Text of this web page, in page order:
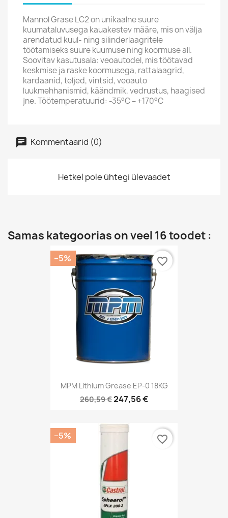
Mannol Grase LC2 on unikaalne suure
kuumataluvusega kauakestev määre, mis on välja
arendatud kuul- ning silinderlaagritele
töötamiseks suure kuumuse ning koormuse all.
Soovitav kasutusala: veoautodel, mis töötavad
keskmise ja raske koormusega, rattalaagrid,
kardaanid, teljed, vintsid, veoauto
luukmehhanismid, käändmik, vedrustus, haagised
jne. Töötemperatuurid: -35°C – +170°C
Kommentaarid (0)
Hetkel pole ühtegi ülevaadet
Samas kategoorias on veel 16 toodet :
MPM Lithium Grease EP-0 18KG
260,59 €247,56 €
−5% favorite_border
−5% favorite_border